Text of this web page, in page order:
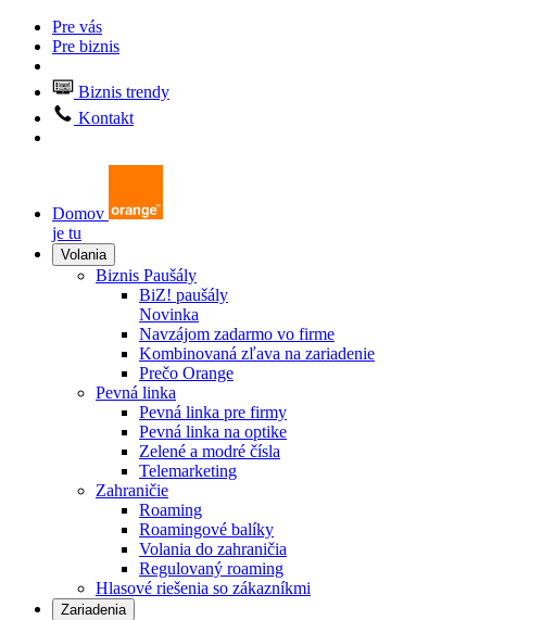
Pre vás
Pre biznis
Biznis trendy
Kontakt
Domov
je tu
Volania
Biznis Paušály
BiZ! paušály
Novinka
Navzájom zadarmo vo firme
Kombinovaná zľava na zariadenie
Prečo Orange
Pevná linka
Pevná linka pre firmy
Pevná linka na optike
Zelené a modré čísla
Telemarketing
Zahraničie
Roaming
Roamingové balíky
Volania do zahraničia
Regulovaný roaming
Hlasové riešenia so zákazníkmi
Zariadenia